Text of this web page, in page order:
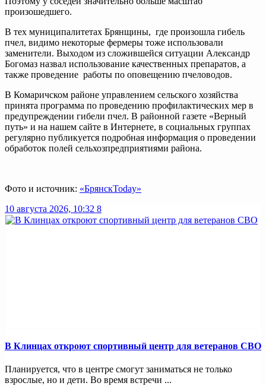
произошедшего.
В тех муниципалитетах Брянщины, где произошла гибель
пчел, видимо некоторые фермеры тоже использовали
заменители. Выходом из сложившейся ситуации Александр
Богомаз назвал использование качественных препаратов, а
также проведение работы по оповещению пчеловодов.
В Комаричском районе управлением сельского хозяйства
принята программа по проведению профилактических мер в
предупреждении гибели пчел. В районной газете «Верный
путь» и на нашем сайте в Интернете, в социальных группах
регулярно публикуется подробная информация о проведении
обработок полей сельхозпредприятиями района.
Фото и источник: «БрянскToday»
10 августа 2026, 10:32 8
В Клинцах откроют спортивный центр для ветеранов СВО
Планируется, что в центре смогут заниматься не только
взрослые, но и дети. Во время встречи ...